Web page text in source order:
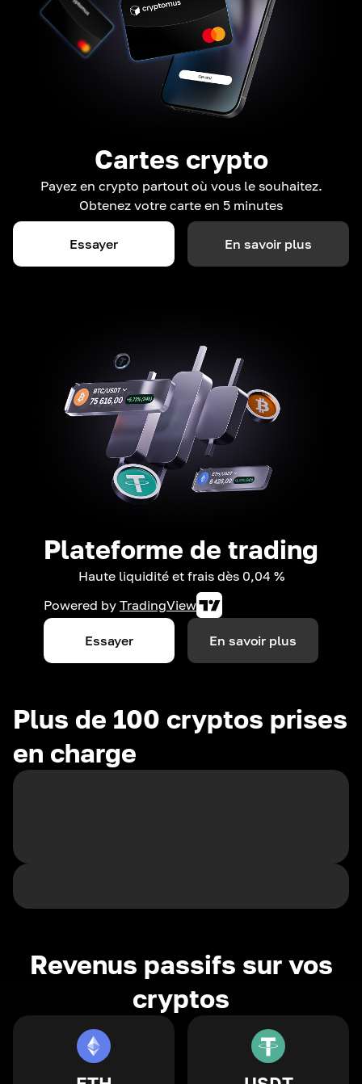
Cartes crypto
Payez en crypto partout où vous le souhaitez.
Obtenez votre carte en 5 minutes
Essayer En savoir plus
Plateforme de trading
Haute liquidité et frais dès 0,04 %
Powered by TradingView
Essayer En savoir plus
Plus de 100 cryptos prises
en charge
Revenus passifs sur vos
cryptos